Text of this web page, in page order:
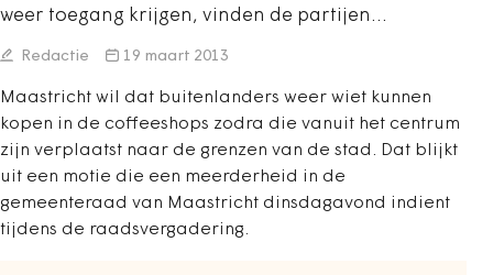
weer toegang krijgen, vinden de partijen…
Redactie 19 maart 2013
Maastricht wil dat buitenlanders weer wiet kunnen
kopen in de coffeeshops zodra die vanuit het centrum
zijn verplaatst naar de grenzen van de stad. Dat blijkt
uit een motie die een meerderheid in de
gemeenteraad van Maastricht dinsdagavond indient
tijdens de raadsvergadering.